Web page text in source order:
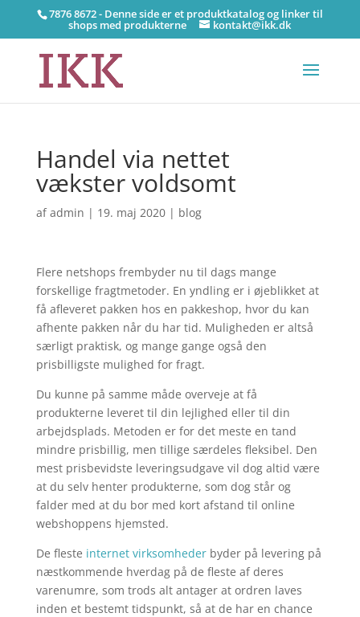
7876 8672 - Denne side er et produktkatalog og linker til
shops med produkterne kontakt@ikk.dk
Handel via nettet
vækster voldsomt
afadmin | 19. maj 2020| blog
Flere netshops frembyder nu til dags mange
forskellige fragtmetoder. En yndling er i øjeblikket at
få afleveret pakken hos en pakkeshop, hvor du kan
afhente pakken når du har tid. Muligheden er altså
særligt praktisk, og mange gange også den
prisbilligste mulighed for fragt.
Du kunne på samme måde overveje at få
produkterne leveret til din lejlighed eller til din
arbejdsplads. Metoden er for det meste en tand
mindre prisbillig, men tillige særdeles fleksibel. Den
mest prisbevidste leveringsudgave vil dog altid være
at du selv henter produkterne, som dog står og
falder med at du bor med kort afstand til online
webshoppens hjemsted.
De fleste internet virksomhederbyder på levering på
næstkommende hverdag på de fleste af deres
varenumre, som trods alt antager at ordren laves
inden et bestemt tidspunkt, så at de har en chance